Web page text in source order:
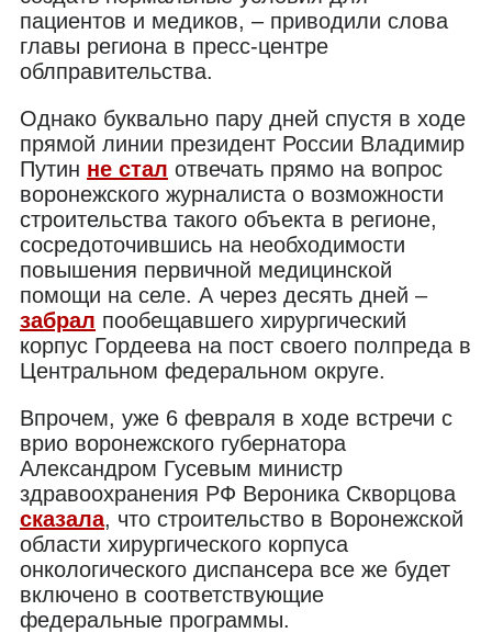
пациентов и медиков, – приводили слова
главы региона в пресс-центре
облправительства.
Однако буквально пару дней спустя в ходе
прямой линии президент России Владимир
Путин не стал отвечать прямо на вопрос
воронежского журналиста о возможности
строительства такого объекта в регионе,
сосредоточившись на необходимости
повышения первичной медицинской
помощи на селе. А через десять дней –
забрал пообещавшего хирургический
корпус Гордеева на пост своего полпреда в
Центральном федеральном округе.
Впрочем, уже 6 февраля в ходе встречи с
врио воронежского губернатора
Александром Гусевым министр
здравоохранения РФ Вероника Скворцова
сказала, что строительство в Воронежской
области хирургического корпуса
онкологического диспансера все же будет
включено в соответствующие
федеральные программы.